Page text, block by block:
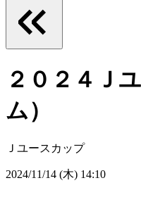
２０２４Ｊ
ム）
Ｊユースカップ
2024/11/14 (木) 14:10